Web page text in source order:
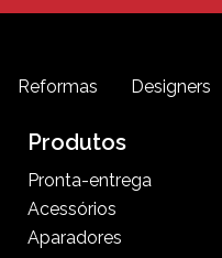
Reformas Designers
Produtos
Pronta-entrega
Acessórios
Aparadores